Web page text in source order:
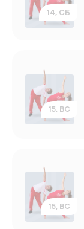
14, СБ
15, ВС
15, ВС